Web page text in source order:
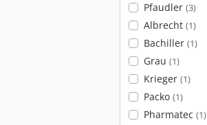
Pfaudler (3)
Albrecht (1)
Bachiller (1)
Grau (1)
Krieger (1)
Packo (1)
Pharmatec (1)